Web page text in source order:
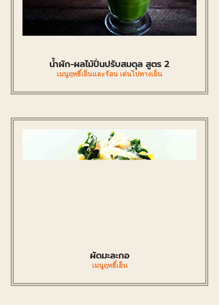
น้ำผัก-ผลไม้ปั่นปรับสมดุล สูตร 2
เมนูฤทธิ์เย็นและร้อน เด่นไปทางเย็น
ผัดมะละกอ
เมนูฤทธิ์เย็น